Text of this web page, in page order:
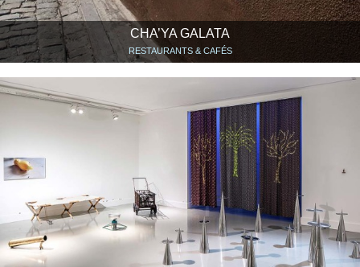
CHA’YA GALATA
RESTAURANTS & CAFÉS